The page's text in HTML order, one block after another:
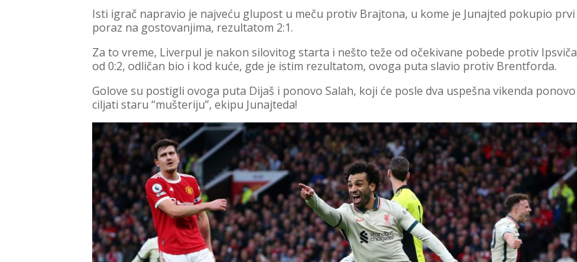
Isti igrač napravio je najveću glupost u meču protiv Brajtona, u kome je Junajted pokupio prvi
poraz na gostovanjima, rezultatom 2:1.
Za to vreme, Liverpul je nakon silovitog starta i nešto teže od očekivane pobede protiv Ipsviča
od 0:2, odličan bio i kod kuće, gde je istim rezultatom, ovoga puta slavio protiv Brentforda.
Golove su postigli ovoga puta Dijaš i ponovo Salah, koji će posle dva uspešna vikenda ponovo
ciljati staru “mušteriju”, ekipu Junajteda!